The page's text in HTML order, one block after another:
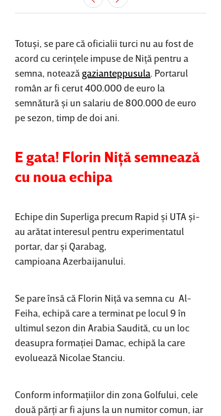
Totuşi, se pare că oficialii turci nu au fost de
acord cu cerinţele impuse de Niţă pentru a
semna, notează gazianteppusula. Portarul
român ar fi cerut 400.000 de euro la
semnătură şi un salariu de 800.000 de euro
pe sezon, timp de doi ani.
E gata! Florin Niţă semnează
cu noua echipa
Echipe din Superliga precum Rapid şi UTA şi-
au arătat interesul pentru experimentatul
portar, dar şi Qarabag,
campioana Azerbaijanului.
Se pare însă că Florin Niţă va semna cu Al-
Feiha, echipă care a terminat pe locul 9 în
ultimul sezon din Arabia Saudită, cu un loc
deasupra formaţiei Damac, echipă la care
evoluează Nicolae Stanciu.
Conform informaţiilor din zona Golfului, cele
două părţi ar fi ajuns la un numitor comun, iar